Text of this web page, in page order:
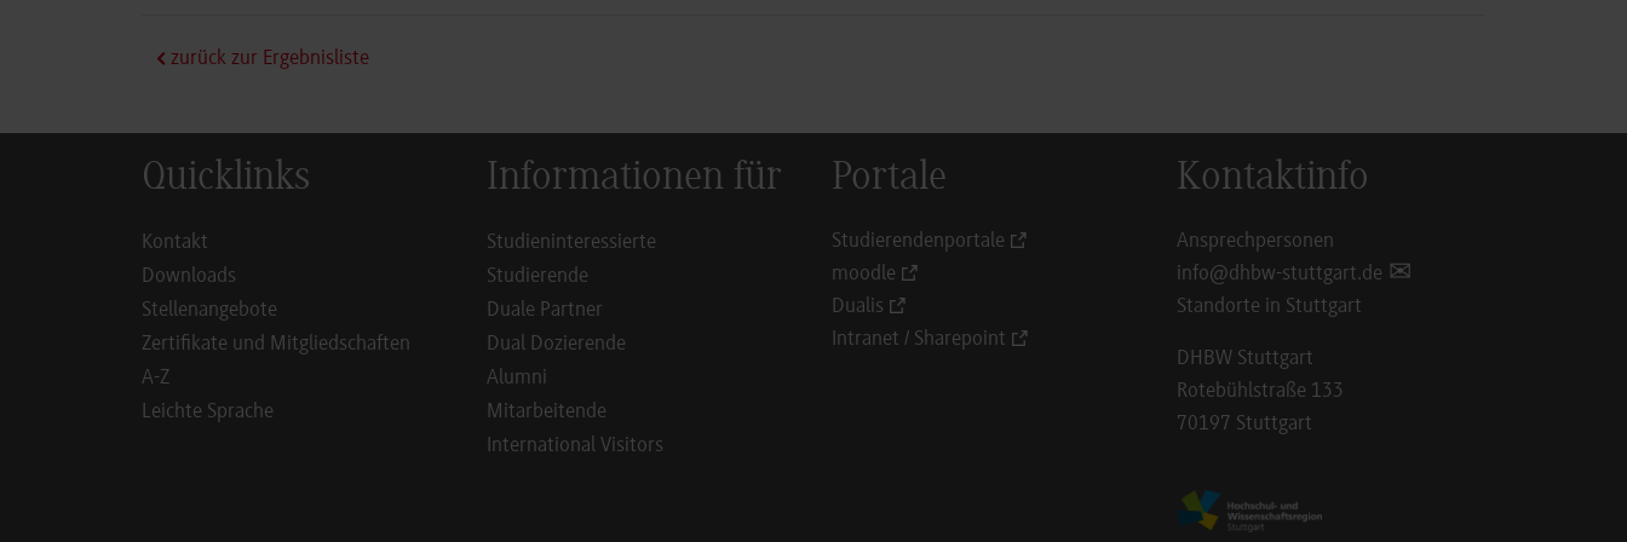
zurück zur Ergebnisliste
Quicklinks
Kontakt
Downloads
Stellenangebote
Zertifikate und Mitgliedschaften
A-Z
Leichte Sprache
Informationen für
Studieninteressierte
Studierende
Duale Partner
Dual Dozierende
Alumni
Mitarbeitende
International Visitors
Portale
Studierendenportale
moodle
Dualis
Intranet / Sharepoint
Kontaktinfo
Ansprechpersonen
info@dhbw-stuttgart.de
Standorte in Stuttgart
DHBW Stuttgart
Rotebühlstraße 133
70197 Stuttgart